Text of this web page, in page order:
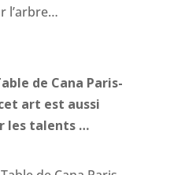
l’arbre…
de Cana Paris-
art est aussi
les talents …